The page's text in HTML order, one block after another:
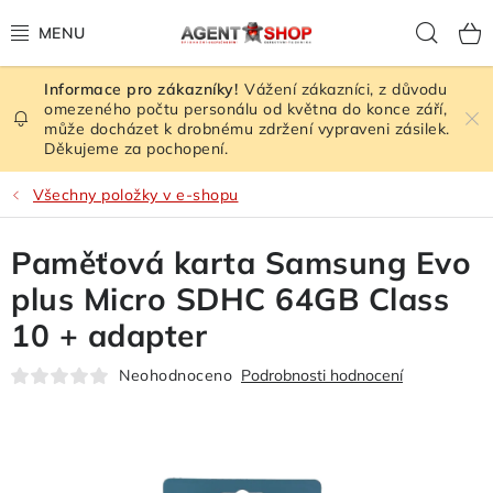
na
HODNOCENÍ OBCHODU
VEŠKERÉ ZBOŽÍ
ŠPIONÁŽNÍ TECHNIKA
RUŠIČKY SIGNÁLU
KAMERY - BEZPEČNOST
GPS LOKÁTORY
Vážení zákazníci, z důvodu
omezeného počtu personálu od května do konce září,
může docházet k drobnému zdržení vypraveni zásilek.
Děkujeme za pochopení.
Všechny položky v e-shopu
Paměťová karta Samsung Evo
plus Micro SDHC 64GB Class
10 + adapter
Neohodnoceno Podrobnosti hodnocení